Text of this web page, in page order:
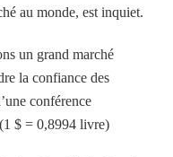
au monde, est inquiet.
un grand marché
la confiance des
conférence
$ = 0,8994 livre)